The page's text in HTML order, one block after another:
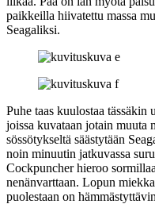
paikkeilla hiivatettu massa
Seagaliksi.
Puhe taas kuulostaa tässäkin
joissa kuvataan jotain muuta
sössötykseltä säästytään
noin minuutin jatkuvassa
Cockpuncher hieroo
nenänvarttaan. Lopun
puolestaan on